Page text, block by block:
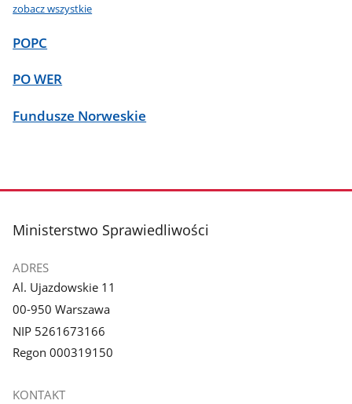
zobacz wszystkie
POPC
PO WER
Fundusze Norweskie
stopka
Ministerstwo Sprawiedliwości
ADRES
Al. Ujazdowskie 11
00-950 Warszawa
NIP 5261673166
Regon 000319150
KONTAKT